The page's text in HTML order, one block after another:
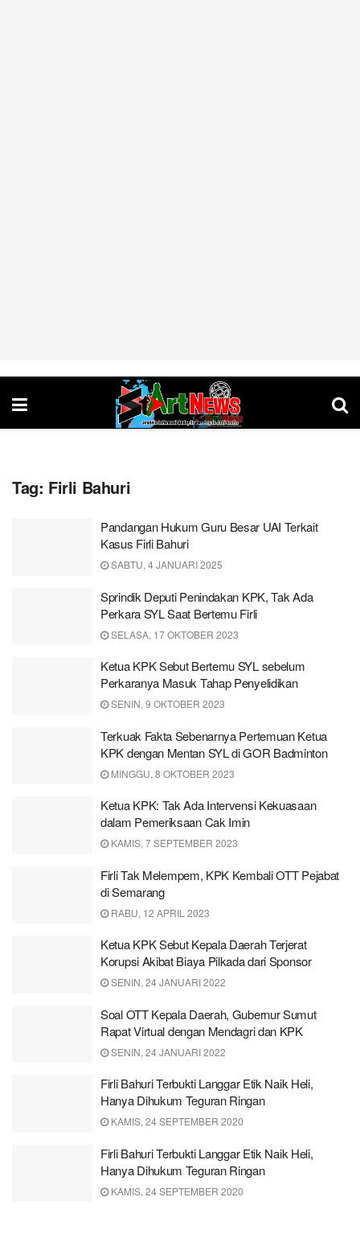
Tag: Firli Bahuri
Pandangan Hukum Guru Besar UAI Terkait
Kasus Firli Bahuri
SABTU, 4 JANUARI 2025
Sprindik Deputi Penindakan KPK, Tak Ada
Perkara SYL Saat Bertemu Firli
SELASA, 17 OKTOBER 2023
Ketua KPK Sebut Bertemu SYL sebelum
Perkaranya Masuk Tahap Penyelidikan
SENIN, 9 OKTOBER 2023
Terkuak Fakta Sebenarnya Pertemuan Ketua
KPK dengan Mentan SYL di GOR Badminton
MINGGU, 8 OKTOBER 2023
Ketua KPK: Tak Ada Intervensi Kekuasaan
dalam Pemeriksaan Cak Imin
KAMIS, 7 SEPTEMBER 2023
Firli Tak Melempem, KPK Kembali OTT Pejabat
di Semarang
RABU, 12 APRIL 2023
Ketua KPK Sebut Kepala Daerah Terjerat
Korupsi Akibat Biaya Pilkada dari Sponsor
SENIN, 24 JANUARI 2022
Soal OTT Kepala Daerah, Gubernur Sumut
Rapat Virtual dengan Mendagri dan KPK
SENIN, 24 JANUARI 2022
Firli Bahuri Terbukti Langgar Etik Naik Heli,
Hanya Dihukum Teguran Ringan
KAMIS, 24 SEPTEMBER 2020
Firli Bahuri Terbukti Langgar Etik Naik Heli,
Hanya Dihukum Teguran Ringan
KAMIS, 24 SEPTEMBER 2020